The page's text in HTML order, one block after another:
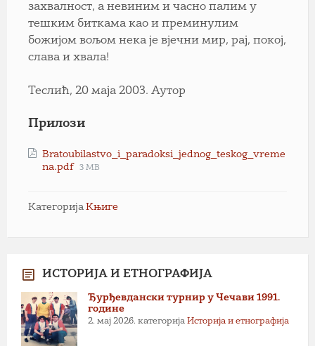
захвалност, а невиним и часно палим у
тешким биткама као и преминулим
божијом вољом нека је вјечни мир, рај, покој,
слава и хвала!
Теслић, 20 маја 2003. Аутор
Прилози
Bratoubilastvo_i_paradoksi_jednog_teskog_vreme
na.pdf File
3 MB
Категорија Књиге
ИСТОРИЈА И ЕТНОГРАФИЈА
Ђурђевдански турнир у Чечави 1991.
године
2. мај 2026. категорија Историја и етнографија